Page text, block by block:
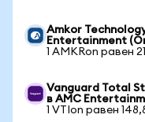
Amkor
Entertainment
1 AMKRon равен
Vanguard Total
в AMC
1 VTIon равен